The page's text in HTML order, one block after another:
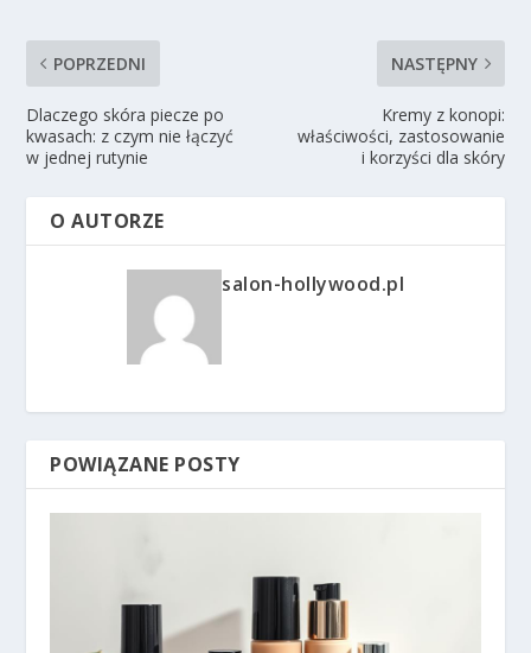
POPRZEDNI
Dlaczego skóra piecze po
kwasach: z czym nie łączyć
w jednej rutynie
NASTĘPNY
Kremy z konopi:
właściwości, zastosowanie
i korzyści dla skóry
O AUTORZE
salon-hollywood.pl
POWIĄZANE POSTY